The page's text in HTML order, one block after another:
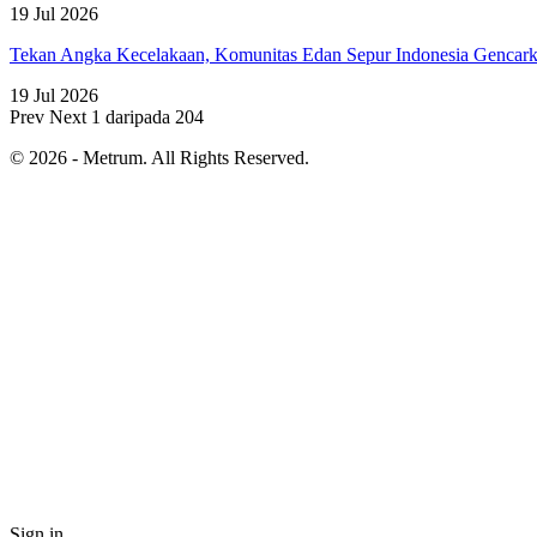
19 Jul 2026
Tekan Angka Kecelakaan, Komunitas Edan Sepur Indonesia
19 Jul 2026
Prev Next 1 daripada 204
© 2026 - Metrum. All Rights Reserved.